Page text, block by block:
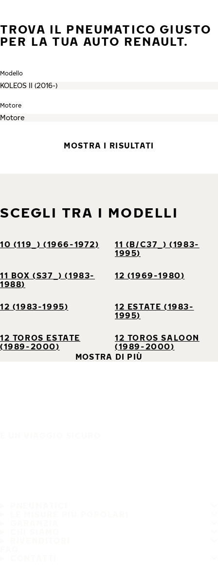
TROVA IL PNEUMATICO GIUSTO
PER LA TUA AUTO RENAULT.
Modello
Motore
MOSTRA I RISULTATI
SCEGLI TRA I MODELLI
10 (119_) (1966-1972)
11 (B/C37_) (1983-
1995)
11 BOX (S37_) (1983-
1988)
12 (1969-1980)
12 (1983-1995)
12 ESTATE (1983-
1995)
12 TOROS ESTATE
(1989-2000)
12 TOROS SALOON
(1989-2000)
MOSTRA DI PIÙ